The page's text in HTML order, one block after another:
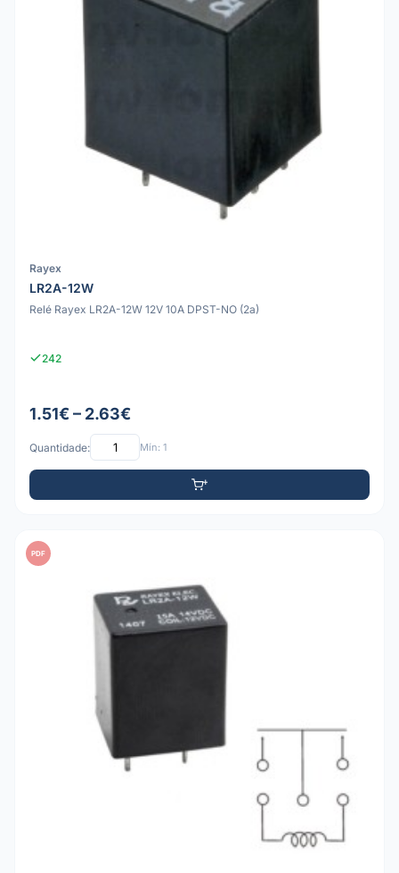
Rayex
LR2A-12W
Relé Rayex LR2A-12W 12V 10A DPST-NO (2a)
242
1.51€ – 2.63€
Quantidade: Mín: 1
PDF